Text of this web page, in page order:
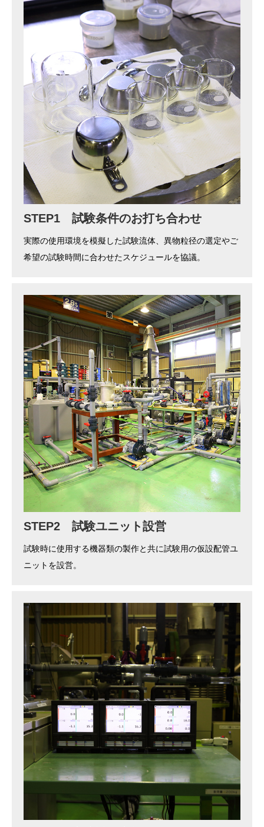
STEP1 試験条件のお打ち合わせ
実際の使用環境を模擬した試験流体、異物粒径の選定やご
希望の試験時間に合わせたスケジュールを協議。
STEP2 試験ユニット設営
試験時に使用する機器類の製作と共に試験用の仮設配管ユ
ニットを設営。